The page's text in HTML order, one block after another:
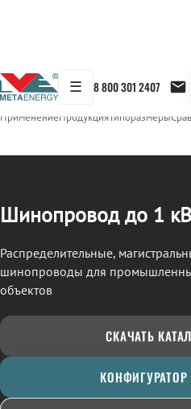
☰ 8 800 301 2407
← Продукция/ШИНОПРОВОД
ПрименениеПродукцияТипоразмеры
Шинопровод до 1 кВ
Распределительные,
шинопроводы для
объектов
СКАЧАТЬ
КОНФИГУРАТОР